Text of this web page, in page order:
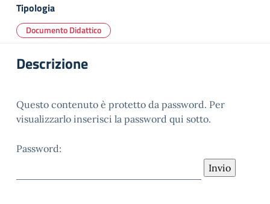
Tipologia
Documento Didattico
Descrizione
Questo contenuto è protetto da password. Per
visualizzarlo inserisci la password qui sotto.
Password: